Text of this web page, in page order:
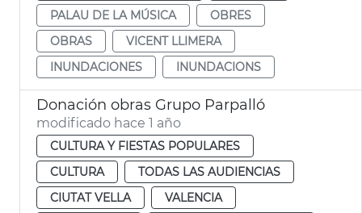
PALAU DE LA MÚSICA
OBRES
OBRAS
VICENT LLIMERA
INUNDACIONES
INUNDACIONS
Donación obras Grupo Parpalló
modificado hace 1 año
CULTURA Y FIESTAS POPULARES
CULTURA
TODAS LAS AUDIENCIAS
CIUTAT VELLA
VALENCIA